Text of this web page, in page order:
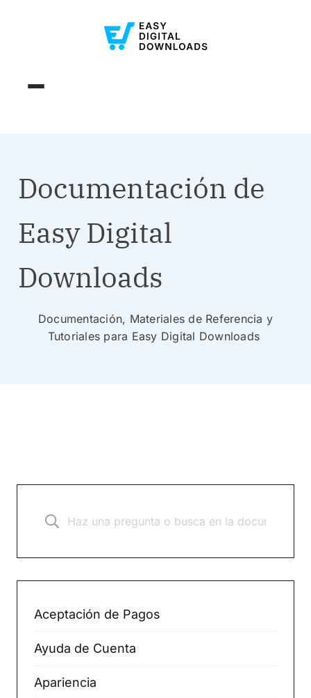
Documentación de
Easy Digital
Downloads
Documentación, Materiales de Referencia y
Tutoriales para Easy Digital Downloads
Aceptación de Pagos
Ayuda de Cuenta
Apariencia